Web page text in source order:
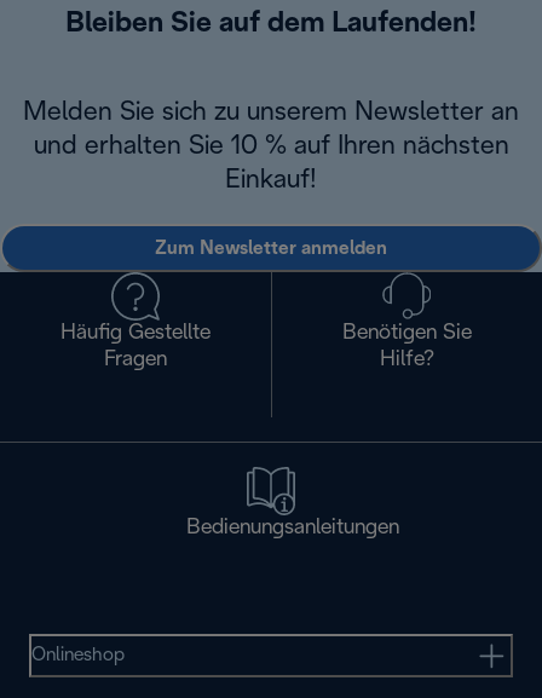
Bleiben Sie auf dem Laufenden!
Melden Sie sich zu unserem Newsletter an
und erhalten Sie 10 % auf Ihren nächsten
Einkauf!
Zum Newsletter anmelden
Häufig Gestellte
Fragen
Benötigen Sie
Hilfe?
Bedienungsanleitungen
Onlineshop